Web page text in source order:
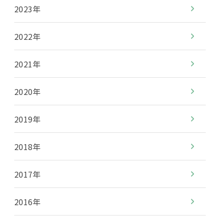
2023年
2022年
2021年
2020年
2019年
2018年
2017年
2016年